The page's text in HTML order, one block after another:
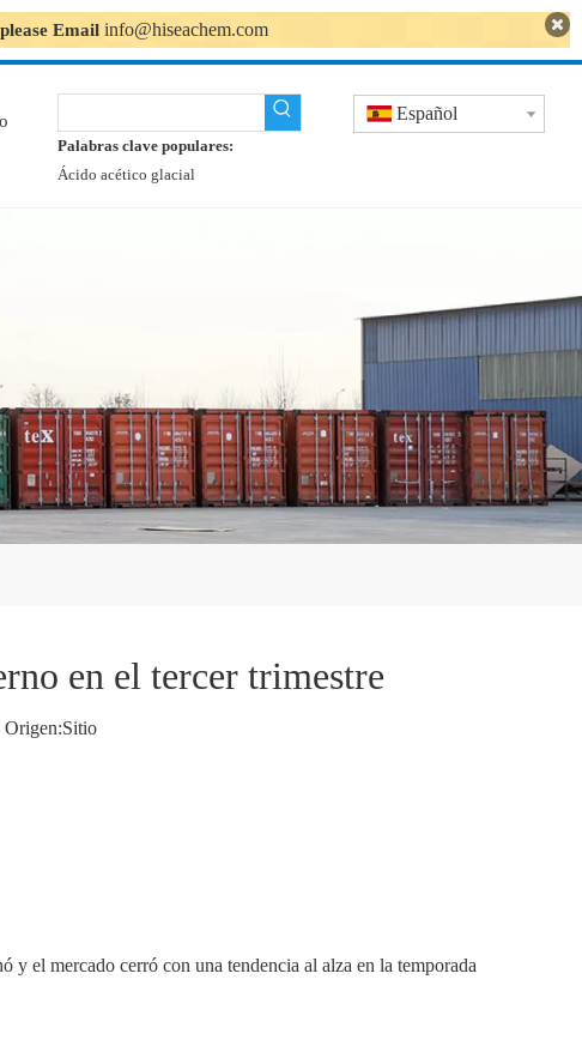
Email info@hiseachem.com
Palabras clave populares:
Ácido acético glacial
Español
en el tercer trimestre
Sitio
el mercado cerró con una tendencia al alza en la temporada